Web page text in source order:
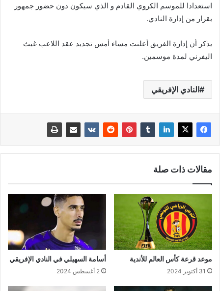
استعدادا للموسم الكروي القادم و الذي سيكون دون حضور جمهور
بقرار من إدارة النادي.
يذكر أن إدارة الفريق أعلنت مساء أمس تجديد عقد اللاعب غيث
اليفرني لمدة موسمين.
النادي الإفريقي
مقالات ذات صلة
موعد قرعة كأس العالم للأندية
31 أكتوبر 2024
أسامة السهيلي في النادي الإفريقي
2 أغسطس 2024